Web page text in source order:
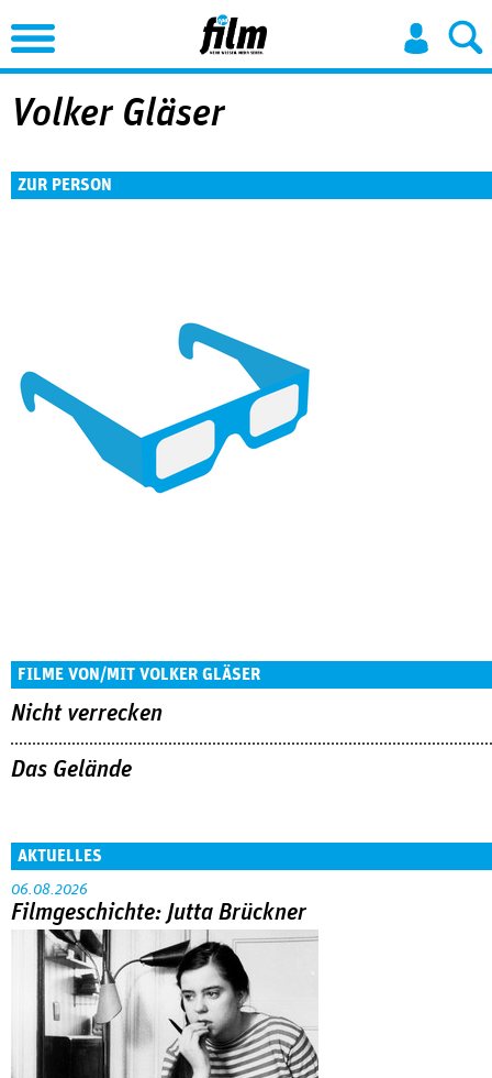
Jump to Navigation
Volker Gläser
ZUR PERSON
FILME VON/MIT VOLKER GLÄSER
Nicht verrecken
Das Gelände
AKTUELLES
06.08.2026
Filmgeschichte: Jutta Brückner